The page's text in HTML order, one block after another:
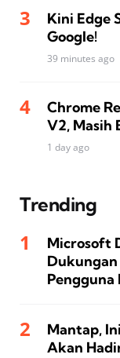
Kini Edge
Google!
39 minutes ago
Chrome
V2, Masih
1 day ago
Trending
Microsoft
Dukungan
Pengguna
Mantap,
Akan